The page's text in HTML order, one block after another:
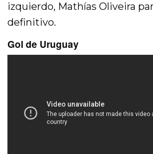
izquierdo, Mathías Oliveira
definitivo.
Gol de Uruguay